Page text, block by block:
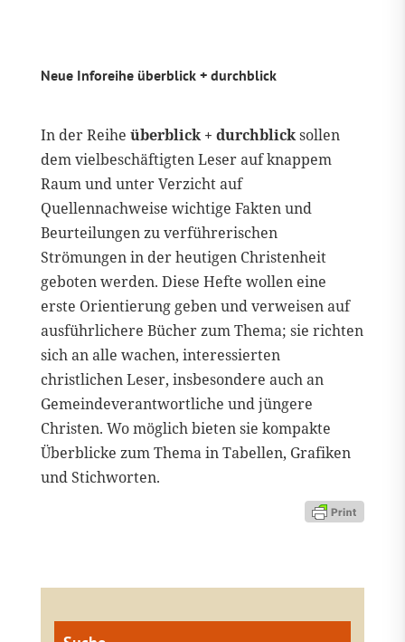
Neue Inforeihe überblick + durchblick
In der Reihe überblick + durchblicksollen
dem vielbeschäftigten Leser auf knappem
Raum und unter Verzicht auf
Quellennachweise wichtige Fakten und
Beurteilungen zu verführerischen
Strömungen in der heutigen Christenheit
geboten werden. Diese Hefte wollen eine
erste Orientierung geben und verweisen auf
ausführlichere Bücher zum Thema; sie richten
sich an alle wachen, interessierten
christlichen Leser, insbesondere auch an
Gemeindeverantwortliche und jüngere
Christen. Wo möglich bieten sie kompakte
Überblicke zum Thema in Tabellen, Grafiken
und Stichworten.